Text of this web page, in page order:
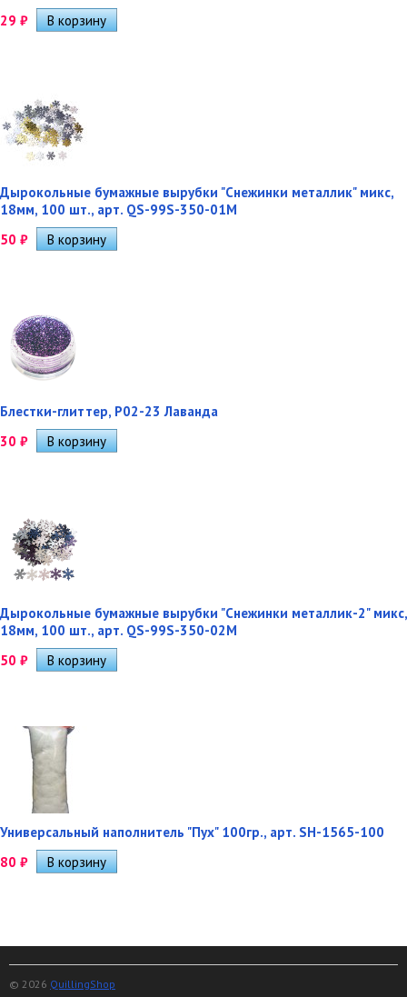
29 ₽
Дырокольные бумажные вырубки "Снежинки металлик" микс,
18мм, 100 шт., арт. QS-99S-350-01M
50 ₽
Блестки-глиттер, Р02-23 Лаванда
30 ₽
Дырокольные бумажные вырубки "Снежинки металлик-2" микс,
18мм, 100 шт., арт. QS-99S-350-02M
50 ₽
Универсальный наполнитель "Пух" 100гр., арт. SH-1565-100
80 ₽
© 2026 QuillingShop